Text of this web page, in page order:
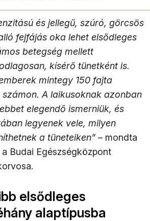
és jellegű, szúró, görcsös
fejfájás oka lehet elsődleges
betegség mellett
kísérő tünetként is.
mintegy 150 fajta
A laikusoknak azonban
elegendő ismerniük, és
legyenek vele, milyen
a tüneteiken” – mondta
a Budai Egészségközpont
elsődleges
alaptípusba